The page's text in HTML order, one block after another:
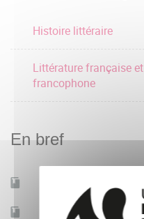
Histoire littéraire
Littérature française et
francophone
En bref
Accessible à distance